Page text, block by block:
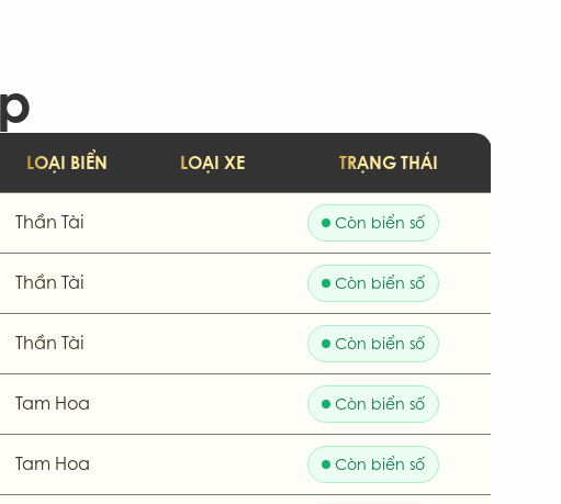
LOẠI BIỂN LOẠI XE TRẠNG THÁI
Thần Tài Còn biển số
Thần Tài Còn biển số
Thần Tài Còn biển số
Tam Hoa Còn biển số
Tam Hoa Còn biển số